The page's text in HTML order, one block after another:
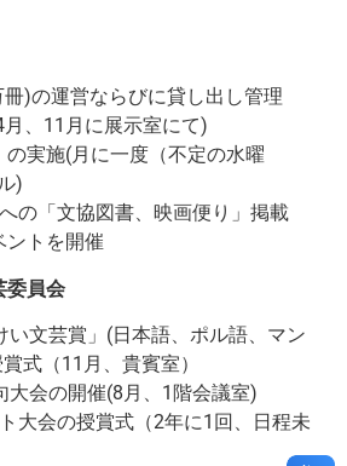
)の運営ならびに貸し出し管理
、11月に展示室にて)
実施(月に一度（不定の水曜
)
の「文協図書、映画便り」掲載
ントを開催
委員会
い文芸賞」(日本語、ポル語、マン
式（11月、貴賓室）
大会の開催(8月、1階会議室)
大会の授賞式（2年に1回、日程未